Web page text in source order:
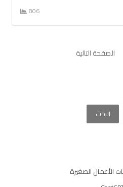
806
Pageالصفحة التالية
البحث
الأعمال الصغيرة